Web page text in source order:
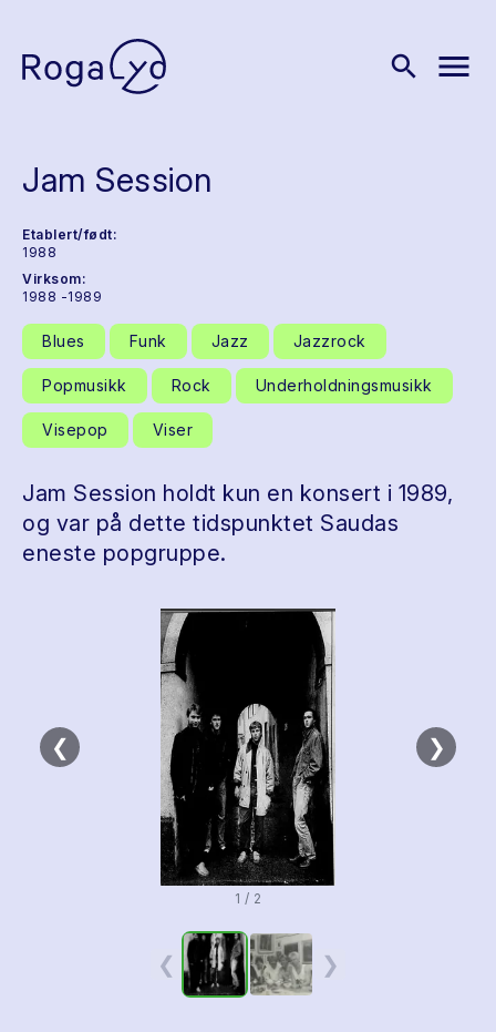
search menu
Jam Session
Etablert/født:
1988
Virksom:
1988 -1989
Blues Funk Jazz Jazzrock
Popmusikk Rock Underholdningsmusikk
Visepop Viser
Jam Session holdt kun en konsert i 1989,
og var på dette tidspunktet Saudas
eneste popgruppe.
❮ ❯
1 / 2
❮ ❯